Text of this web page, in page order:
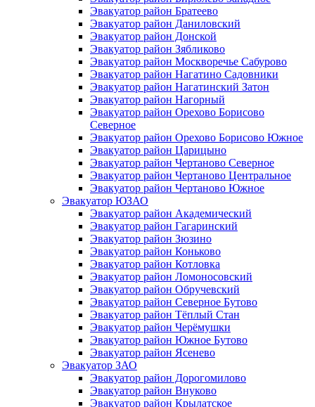
Эвакуатор район Братеево
Эвакуатор район Даниловский
Эвакуатор район Донской
Эвакуатор район Зябликово
Эвакуатор район Москворечье Сабурово
Эвакуатор район Нагатино Cадовники
Эвакуатор район Нагатинский Затон
Эвакуатор район Нагорный
Эвакуатор район Орехово Борисово
Северное
Эвакуатор район Орехово Борисово Южное
Эвакуатор район Царицыно
Эвакуатор район Чертаново Северное
Эвакуатор район Чертаново Центральное
Эвакуатор район Чертаново Южное
Эвакуатор ЮЗАО
Эвакуатор район Академический
Эвакуатор район Гагаринский
Эвакуатор район Зюзино
Эвакуатор район Коньково
Эвакуатор район Котловка
Эвакуатор район Ломоносовский
Эвакуатор район Обручевский
Эвакуатор район Северное Бутово
Эвакуатор район Тёплый Стан
Эвакуатор район Черёмушки
Эвакуатор район Южное Бутово
Эвакуатор район Ясенево
Эвакуатор ЗАО
Эвакуатор район Дорогомилово
Эвакуатор район Внуково
Эвакуатор район Крылатское